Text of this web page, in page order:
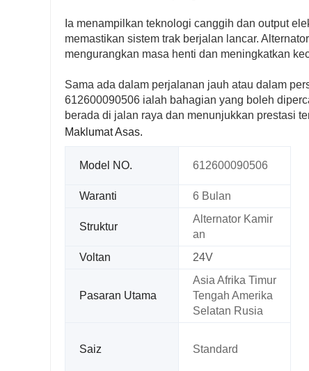
Ia menampilkan teknologi canggih dan output
memastikan sistem trak berjalan lancar.
mengurangkan masa henti dan meningkatkan
Sama ada dalam perjalanan jauh atau dalam
612600090506 ialah bahagian yang boleh
berada di jalan raya dan menunjukkan prestasi
Maklumat Asas.
Model NO. 612600090506
Waranti 6 Bulan
Struktur
Alternator Kamir
an
Voltan
24V
Pasaran Utama
Asia Afrika Timur
Tengah Amerika
Selatan Rusia
Saiz Standard